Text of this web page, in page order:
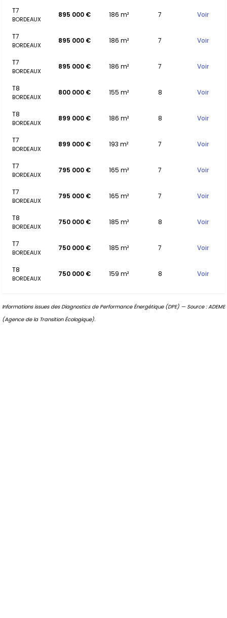
T7
BORDEAUX
895 000 € 186 m² 7 Voir
T7
BORDEAUX
895 000 € 186 m² 7 Voir
T7
BORDEAUX
895 000 € 186 m² 7 Voir
T8
BORDEAUX
800 000 € 155 m² 8 Voir
T8
BORDEAUX
899 000 € 186 m² 8 Voir
T7
BORDEAUX
899 000 € 193 m² 7 Voir
T7
BORDEAUX
795 000 € 165 m² 7 Voir
T7
BORDEAUX
795 000 € 165 m² 7 Voir
T8
BORDEAUX
750 000 € 185 m² 8 Voir
T7
BORDEAUX
750 000 € 185 m² 7 Voir
T8
BORDEAUX
750 000 € 159 m² 8 Voir
Informations issues des Diagnostics de Performance Énergétique (DPE) — Source : ADEME
(Agence de la Transition Écologique).